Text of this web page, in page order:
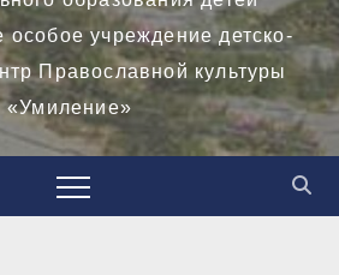
особое учреждение детско-
Православной культуры
«Умиление»